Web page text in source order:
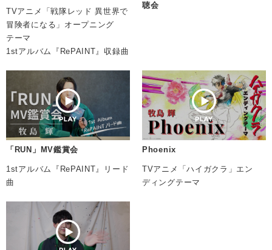
TVアニメ「戦隊レッド 異世界で
冒険者になる」オープニング
テーマ
1stアルバム『RePAINT』収録曲
聴会
「RUN」MV鑑賞会
1stアルバム『RePAINT』リード
曲
Phoenix
TVアニメ「ハイガクラ」エン
ディングテーマ